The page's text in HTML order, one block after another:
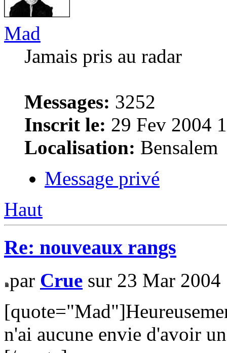
Mad
Jamais pris au radar
Messages: 3252
Inscrit le: 29 Fev 2004
Localisation: Bensalem
Message privé
Haut
Re: nouveaux rangs
par Crue sur 23 Mar 2004
n'ai aucune envie d'avoir